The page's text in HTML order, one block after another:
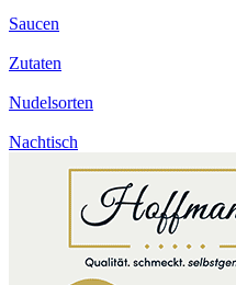
Saucen
Zutaten
Nudelsorten
Nachtisch